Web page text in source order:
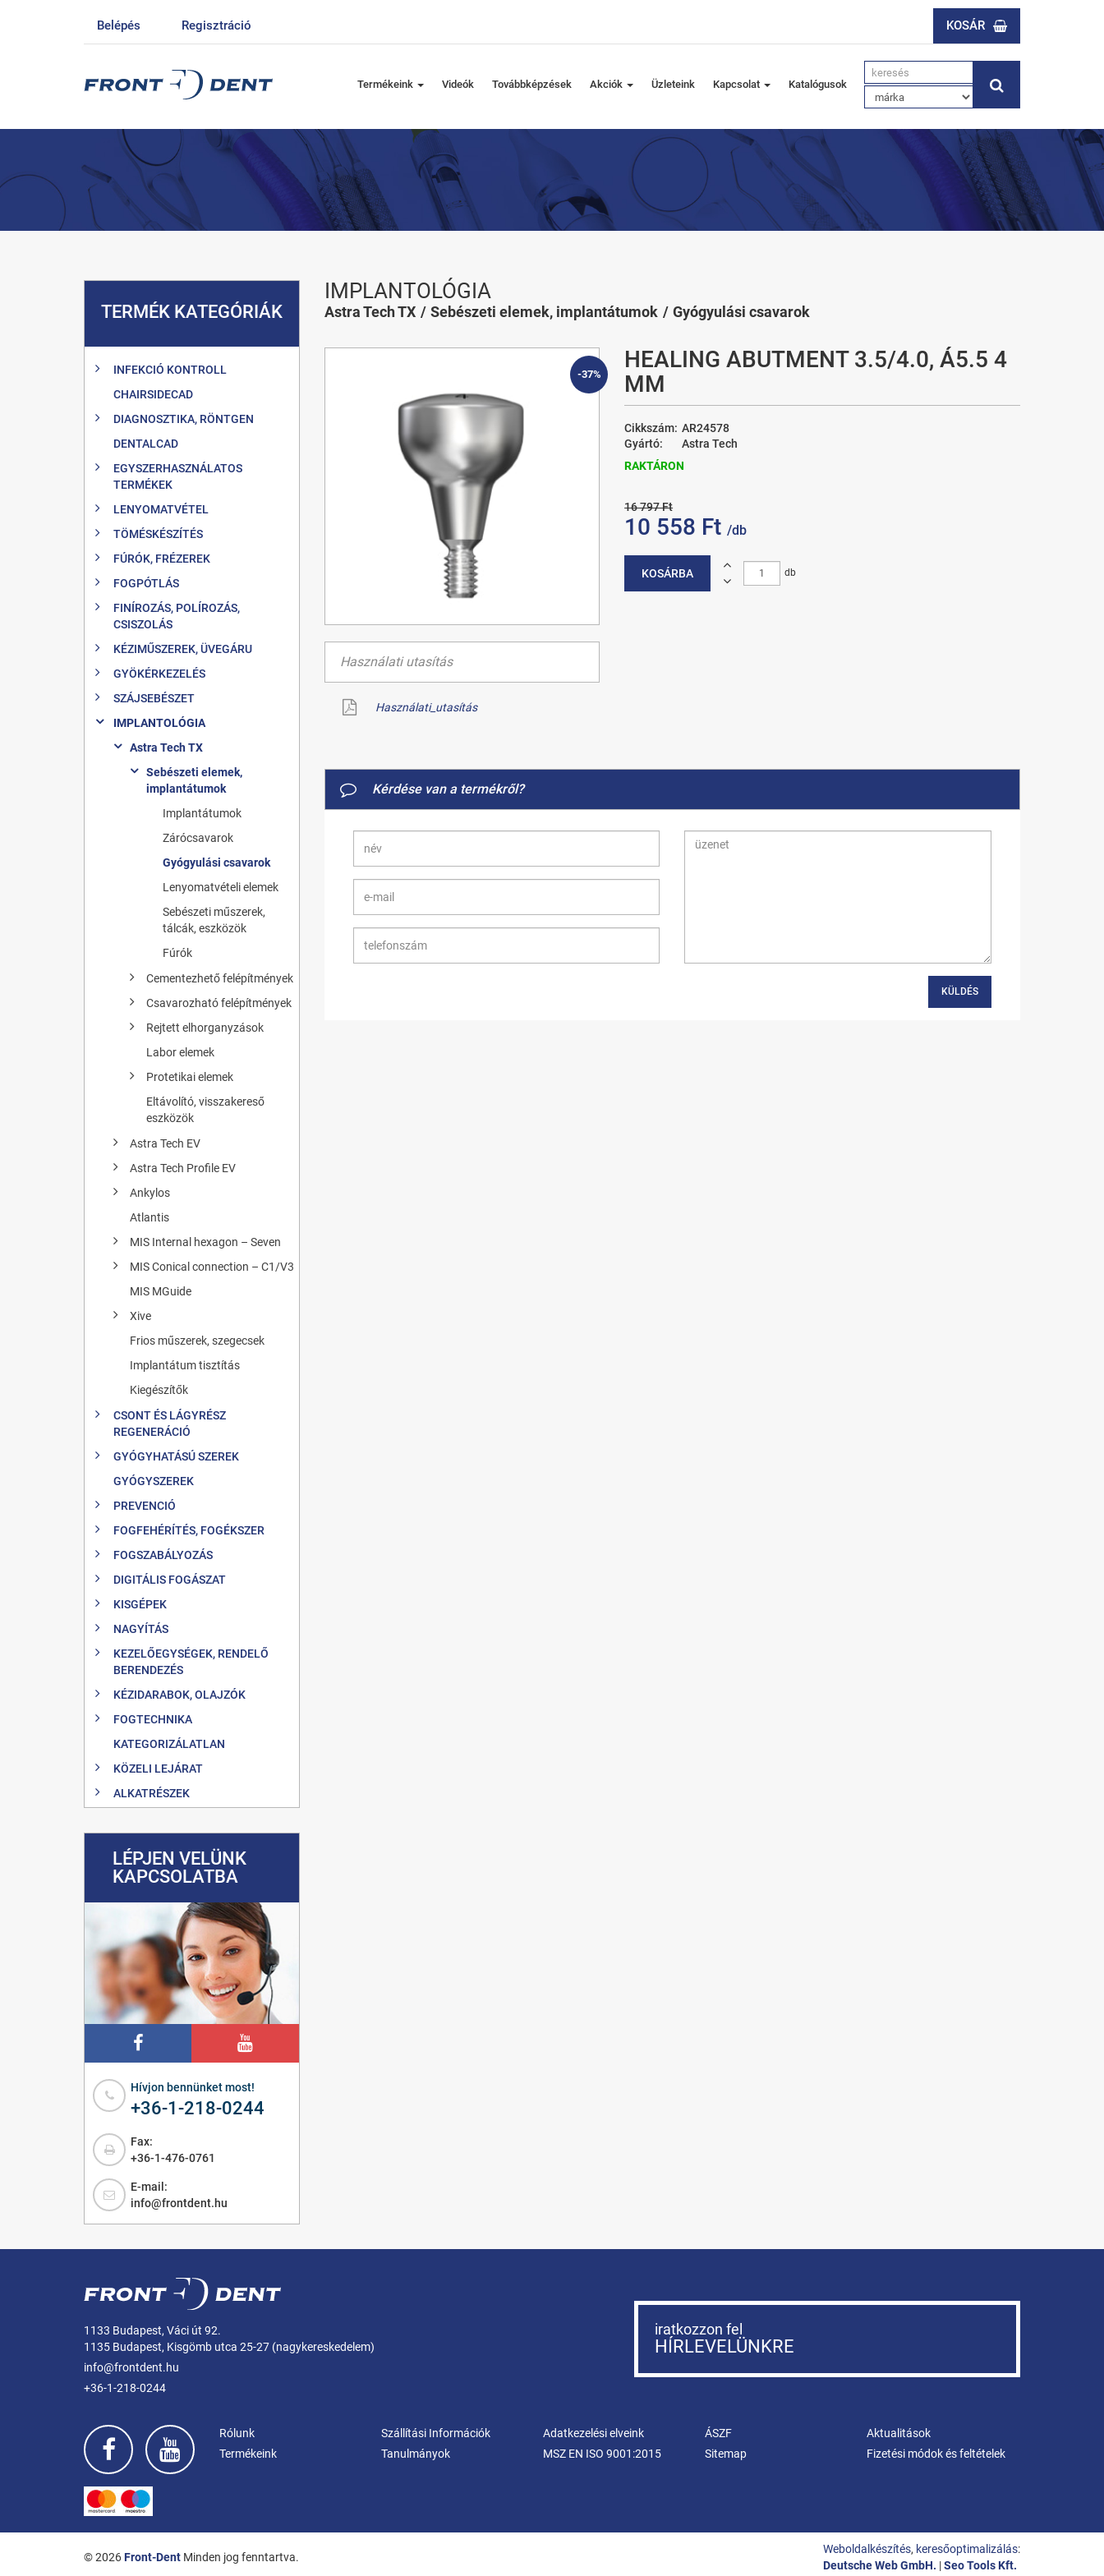
Belépés Regisztráció KOSÁR
Termékeink Videók Továbbképzések Akciók Üzleteink Kapcsolat Katalógusok
TERMÉK KATEGÓRIÁK
INFEKCIÓ KONTROLL
CHAIRSIDECAD
DIAGNOSZTIKA, RÖNTGEN
DENTALCAD
EGYSZERHASZNÁLATOS
TERMÉKEK
LENYOMATVÉTEL
TÖMÉSKÉSZÍTÉS
FÚRÓK, FRÉZEREK
FOGPÓTLÁS
FINÍROZÁS, POLÍROZÁS,
CSISZOLÁS
KÉZIMŰSZEREK, ÜVEGÁRU
GYÖKÉRKEZELÉS
SZÁJSEBÉSZET
IMPLANTOLÓGIA
Astra Tech TX
Sebészeti elemek,
implantátumok
Implantátumok
Zárócsavarok
Gyógyulási csavarok
Lenyomatvételi elemek
Sebészeti műszerek,
tálcák, eszközök
Fúrók
Cementezhető felépítmények
Csavarozható felépítmények
Rejtett elhorganyzások
Labor elemek
Protetikai elemek
Eltávolító, visszakereső
eszközök
Astra Tech EV
Astra Tech Profile EV
Ankylos
Atlantis
MIS Internal hexagon – Seven
MIS Conical connection – C1/V3
MIS MGuide
Xive
Frios műszerek, szegecsek
Implantátum tisztítás
Kiegészítők
CSONT ÉS LÁGYRÉSZ
REGENERÁCIÓ
GYÓGYHATÁSÚ SZEREK
GYÓGYSZEREK
PREVENCIÓ
FOGFEHÉRÍTÉS, FOGÉKSZER
FOGSZABÁLYOZÁS
DIGITÁLIS FOGÁSZAT
KISGÉPEK
NAGYÍTÁS
KEZELŐEGYSÉGEK, RENDELŐ
BERENDEZÉS
KÉZIDARABOK, OLAJZÓK
FOGTECHNIKA
KATEGORIZÁLATLAN
KÖZELI LEJÁRAT
ALKATRÉSZEK
LÉPJEN VELÜNK
KAPCSOLATBA
Hívjon bennünket most!
+36-1-218-0244
Fax:
+36-1-476-0761
E-mail:
info@frontdent.hu
IMPLANTOLÓGIA
Astra Tech TX Sebészeti elemek, implantátumok Gyógyulási csavarok
HEALING ABUTMENT 3.5/4.0, Á5.5 4
MM
Cikkszám: AR24578
Gyártó:
Astra Tech
RAKTÁRON
16 797 Ft
10 558 Ft/db
KOSÁRBA db
-37%
Használati utasítás
Használati_utasítás
Kérdése van a termékről?
KÜLDÉS
1133 Budapest, Váci út 92.
1135 Budapest, Kisgömb utca 25-27 (nagykereskedelem)
info@frontdent.hu
+36-1-218-0244
iratkozzon fel
HÍRLEVELÜNKRE
Rólunk Szállítási Információk Adatkezelési elveink ÁSZF
Aktualitások
Termékeink
Tanulmányok MSZ EN ISO 9001:2015 Sitemap Fizetési módok és feltételek
© 2026Front-Dent Minden jog fenntartva.
Weboldalkészítés, keresőoptimalizálás:
Deutsche Web GmbH. |Seo Tools Kft.